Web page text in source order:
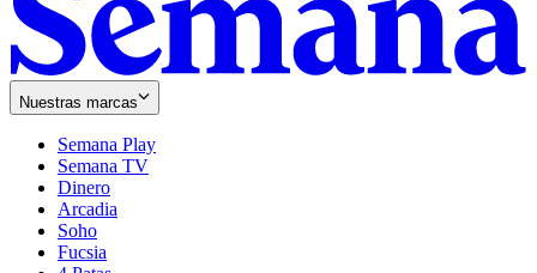
Nuestras marcas
Semana Play
Semana TV
Dinero
Arcadia
Soho
in
Fucsia